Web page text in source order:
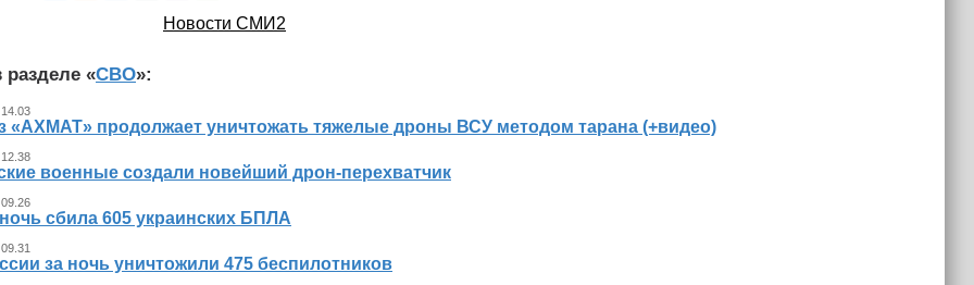
Новости СМИ2
разделе «СВО»:
«АХМАТ» продолжает уничтожать тяжелые дроны ВСУ методом тарана (+видео)
военные создали новейший дрон-перехватчик
сбила 605 украинских БПЛА
за ночь уничтожили 475 беспилотников